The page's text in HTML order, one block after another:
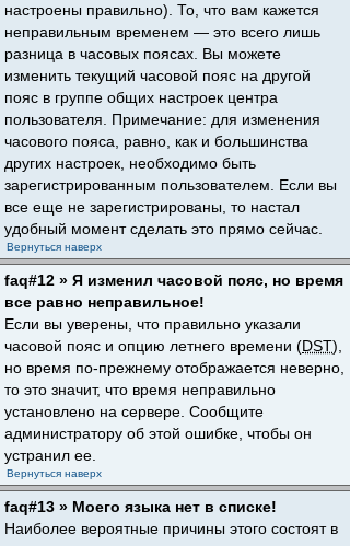
настроены правильно). То, что вам кажется
неправильным временем — это всего лишь
разница в часовых поясах. Вы можете
изменить текущий часовой пояс на другой
пояс в группе общих настроек центра
пользователя. Примечание: для изменения
часового пояса, равно, как и большинства
других настроек, необходимо быть
зарегистрированным пользователем. Если вы
все еще не зарегистрированы, то настал
удобный момент сделать это прямо сейчас.
Вернуться наверх
faq#12 » Я изменил часовой пояс, но время
все равно неправильное!
Если вы уверены, что правильно указали
часовой пояс и опцию летнего времени (DST),
но время по-прежнему отображается неверно,
то это значит, что время неправильно
установлено на сервере. Сообщите
администратору об этой ошибке, чтобы он
устранил ее.
Вернуться наверх
faq#13 » Моего языка нет в списке!
Наиболее вероятные причины этого состоят в